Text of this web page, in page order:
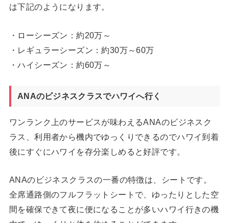
は下記のようになります。
・ローシーズン：約20万～
・レギュラーシーズン：約30万～60万
・ハイシーズン：約60万～
ANAのビジネスクラスでハワイへ行く
ワンランク上のサービスが味わえるANAのビジネスク
ラス、利用者から機内でゆっくりできるのでハワイ到着
後にすぐにハワイを存分楽しめると好評です。
ANAのビジネスクラスの一番の特徴は、シートです。
全席通路側のフルフラットシートで、ゆったりとした空
間を確保できて夜に便になることが多いハワイ行きの機